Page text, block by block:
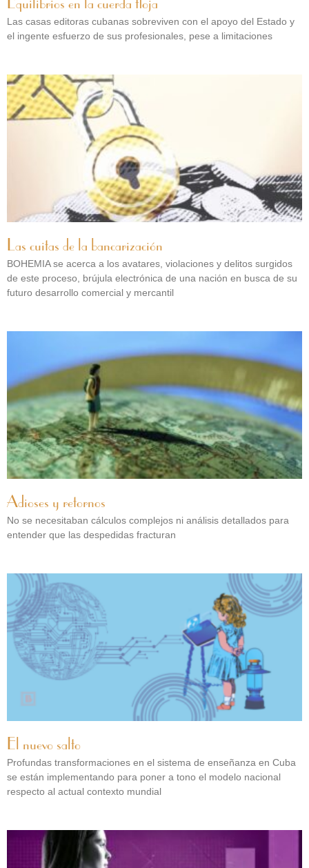
Equilibrios en la cuerda floja
Las casas editoras cubanas sobreviven con el apoyo del Estado y
el ingente esfuerzo de sus profesionales, pese a limitaciones
Las cuitas de la bancarización
BOHEMIA se acerca a los avatares, violaciones y delitos surgidos
de este proceso, brújula electrónica de una nación en busca de su
futuro desarrollo comercial y mercantil
Adioses y retornos
No se necesitaban cálculos complejos ni análisis detallados para
entender que las despedidas fracturan
El nuevo salto
Profundas transformaciones en el sistema de enseñanza en Cuba
se están implementando para poner a tono el modelo nacional
respecto al actual contexto mundial